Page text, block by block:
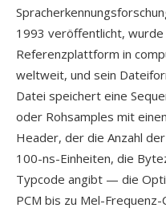
1993 veröffentlicht,
Referenzplattform in
weltweit, und sein
Datei speichert eine
oder Rohsamples mit
Header, der die Anzahl
100-ns-Einheiten, die
Typcode angibt — die
PCM bis zu Mel-